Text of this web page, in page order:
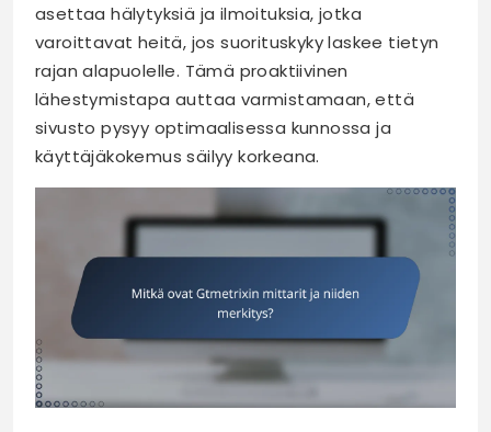
asettaa hälytyksiä ja ilmoituksia, jotka
varoittavat heitä, jos suorituskyky laskee tietyn
rajan alapuolelle. Tämä proaktiivinen
lähestymistapa auttaa varmistamaan, että
sivusto pysyy optimaalisessa kunnossa ja
käyttäjäkokemus säilyy korkeana.